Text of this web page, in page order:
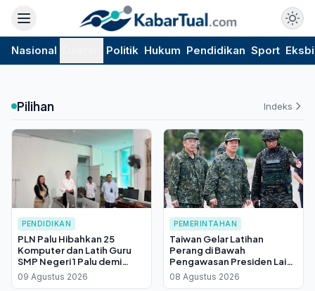
Nasional Politik Hukum Pendidikan Sport
Pilihan Indeks
PENDIDIKAN
PLN Palu Hibahkan 25
Komputer dan Latih Guru
SMP Negeri 1 Palu demi
Sekolah Digital
09 Agustus 2026
PEMERINTAHAN
Taiwan Gelar Latihan
Perang di Bawah
Pengawasan Presiden Lai
Ching-te, China Bereaksi
Keras
08 Agustus 2026